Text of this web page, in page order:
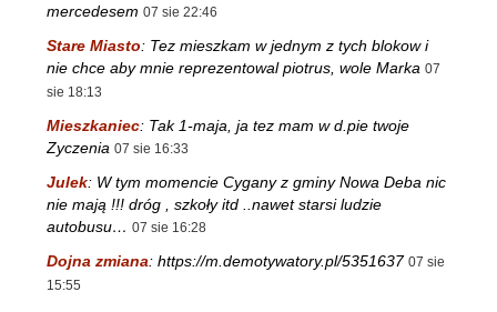
mercedesem 07 sie 22:46
Stare Miasto: Tez mieszkam w jednym z tych blokow i
nie chce aby mnie reprezentowal piotrus, wole Marka 07
sie 18:13
Mieszkaniec: Tak 1-maja, ja tez mam w d.pie twoje
Zyczenia 07 sie 16:33
Julek: W tym momencie Cygany z gminy Nowa Deba nic
nie mają !!! dróg , szkoły itd ..nawet starsi ludzie
autobusu… 07 sie 16:28
Dojna zmiana: https://m.demotywatory.pl/5351637 07 sie
15:55